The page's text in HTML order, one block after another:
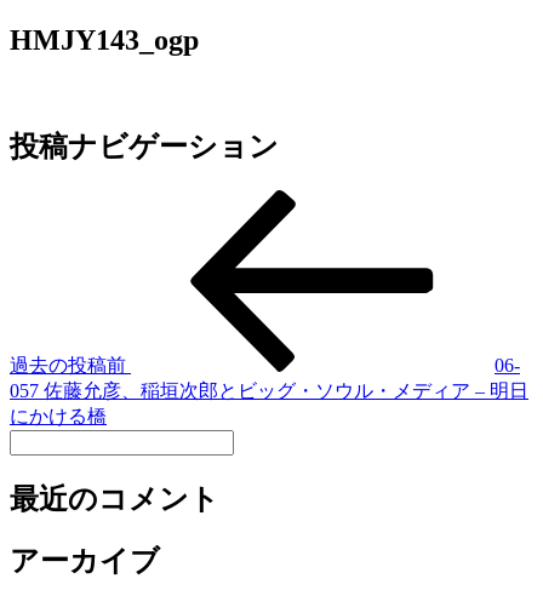
HMJY143_ogp
投稿ナビゲーション
過去の投稿前
06-
057 佐藤允彦、稲垣次郎とビッグ・ソウル・メディア – 明日
にかける橋
最近のコメント
アーカイブ